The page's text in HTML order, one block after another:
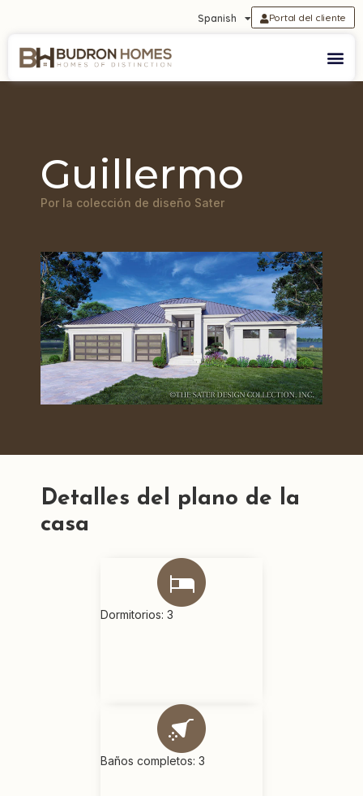
Spanish Portal del cliente
Guillermo
Por la colección de diseño Sater
Detalles del plano de la
casa
Dormitorios: 3
Baños completos: 3